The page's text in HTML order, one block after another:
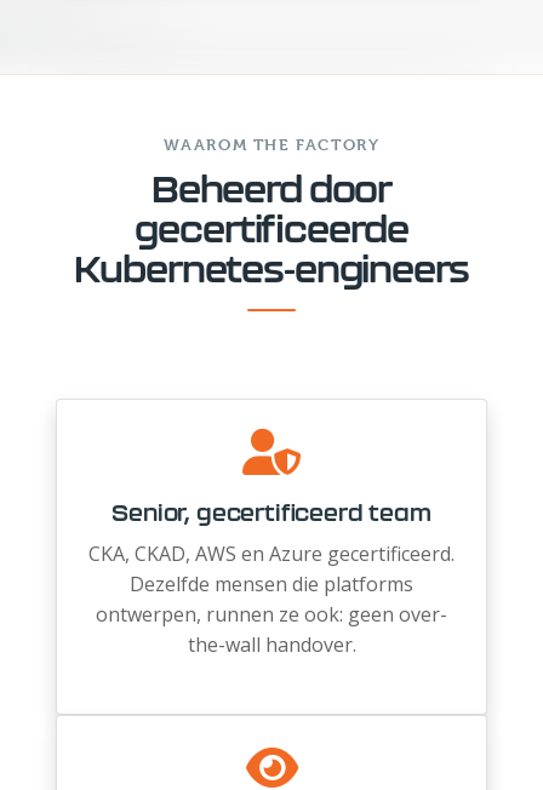
WAAROM THE FACTORY
Beheerd door
gecertificeerde
Kubernetes-engineers
Senior, gecertificeerd team
CKA, CKAD, AWS en Azure gecertificeerd.
Dezelfde mensen die platforms
ontwerpen, runnen ze ook: geen over-
the-wall handover.